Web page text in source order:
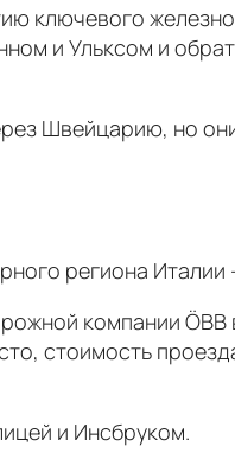
ключевого
и Ульксом и
Швейцарию, но
региона
компании ÖBB
стоимость
и Инсбруком.